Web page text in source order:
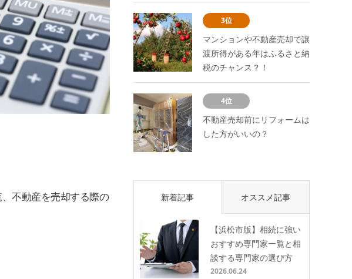
不動産を売却する際の
3位
マンションや不動産売却で譲
渡所得がある年はふるさと納
税のチャンス？！
4位
不動産売却前にリフォームは
した方がいいの？
新着記事 オススメ記事
【浜松市版】相続に強い
おすすめ専門家一覧と相
談する専門家の選び方
2026.06.24